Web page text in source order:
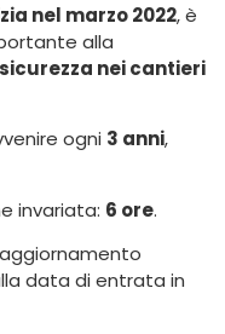
nel marzo 2022, è
alla
sicurezza nei cantieri
ogni 3 anni,
invariata: 6 ore.
data di entrata in